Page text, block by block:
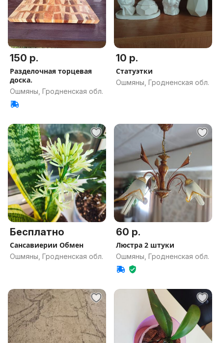
150 р.
Разделочная торцевая
доска.
Ошмяны, Гродненская обл.
10 р.
Статуэтки
Ошмяны, Гродненская обл.
Бесплатно
Сансавиерии Обмен
Ошмяны, Гродненская обл.
60 р.
Люстра 2 штуки
Ошмяны, Гродненская обл.